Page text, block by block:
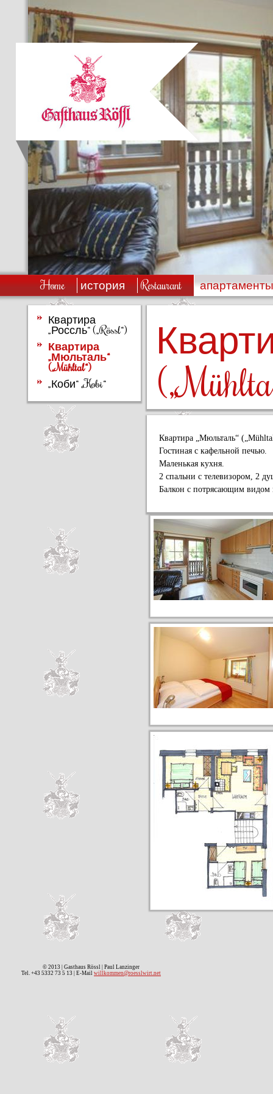
Home история Restaurant
Квартира
„Россль“ („Rössl“)
Квартира
„Мюльталь“
(„Mühltal“)
„Коби“ „Kobi“
Квартира „Мюльталь“
Гостиная с кафельной печью.
Маленькая кухня.
2 спальни с телевизором, 2
Балкон с потрясающим видом
© 2013 | Gasthaus Rössl | Paul Lanzinger
Tel. +43 5332 73 5 13 | E-Mail willkommen@roesslwirt.net